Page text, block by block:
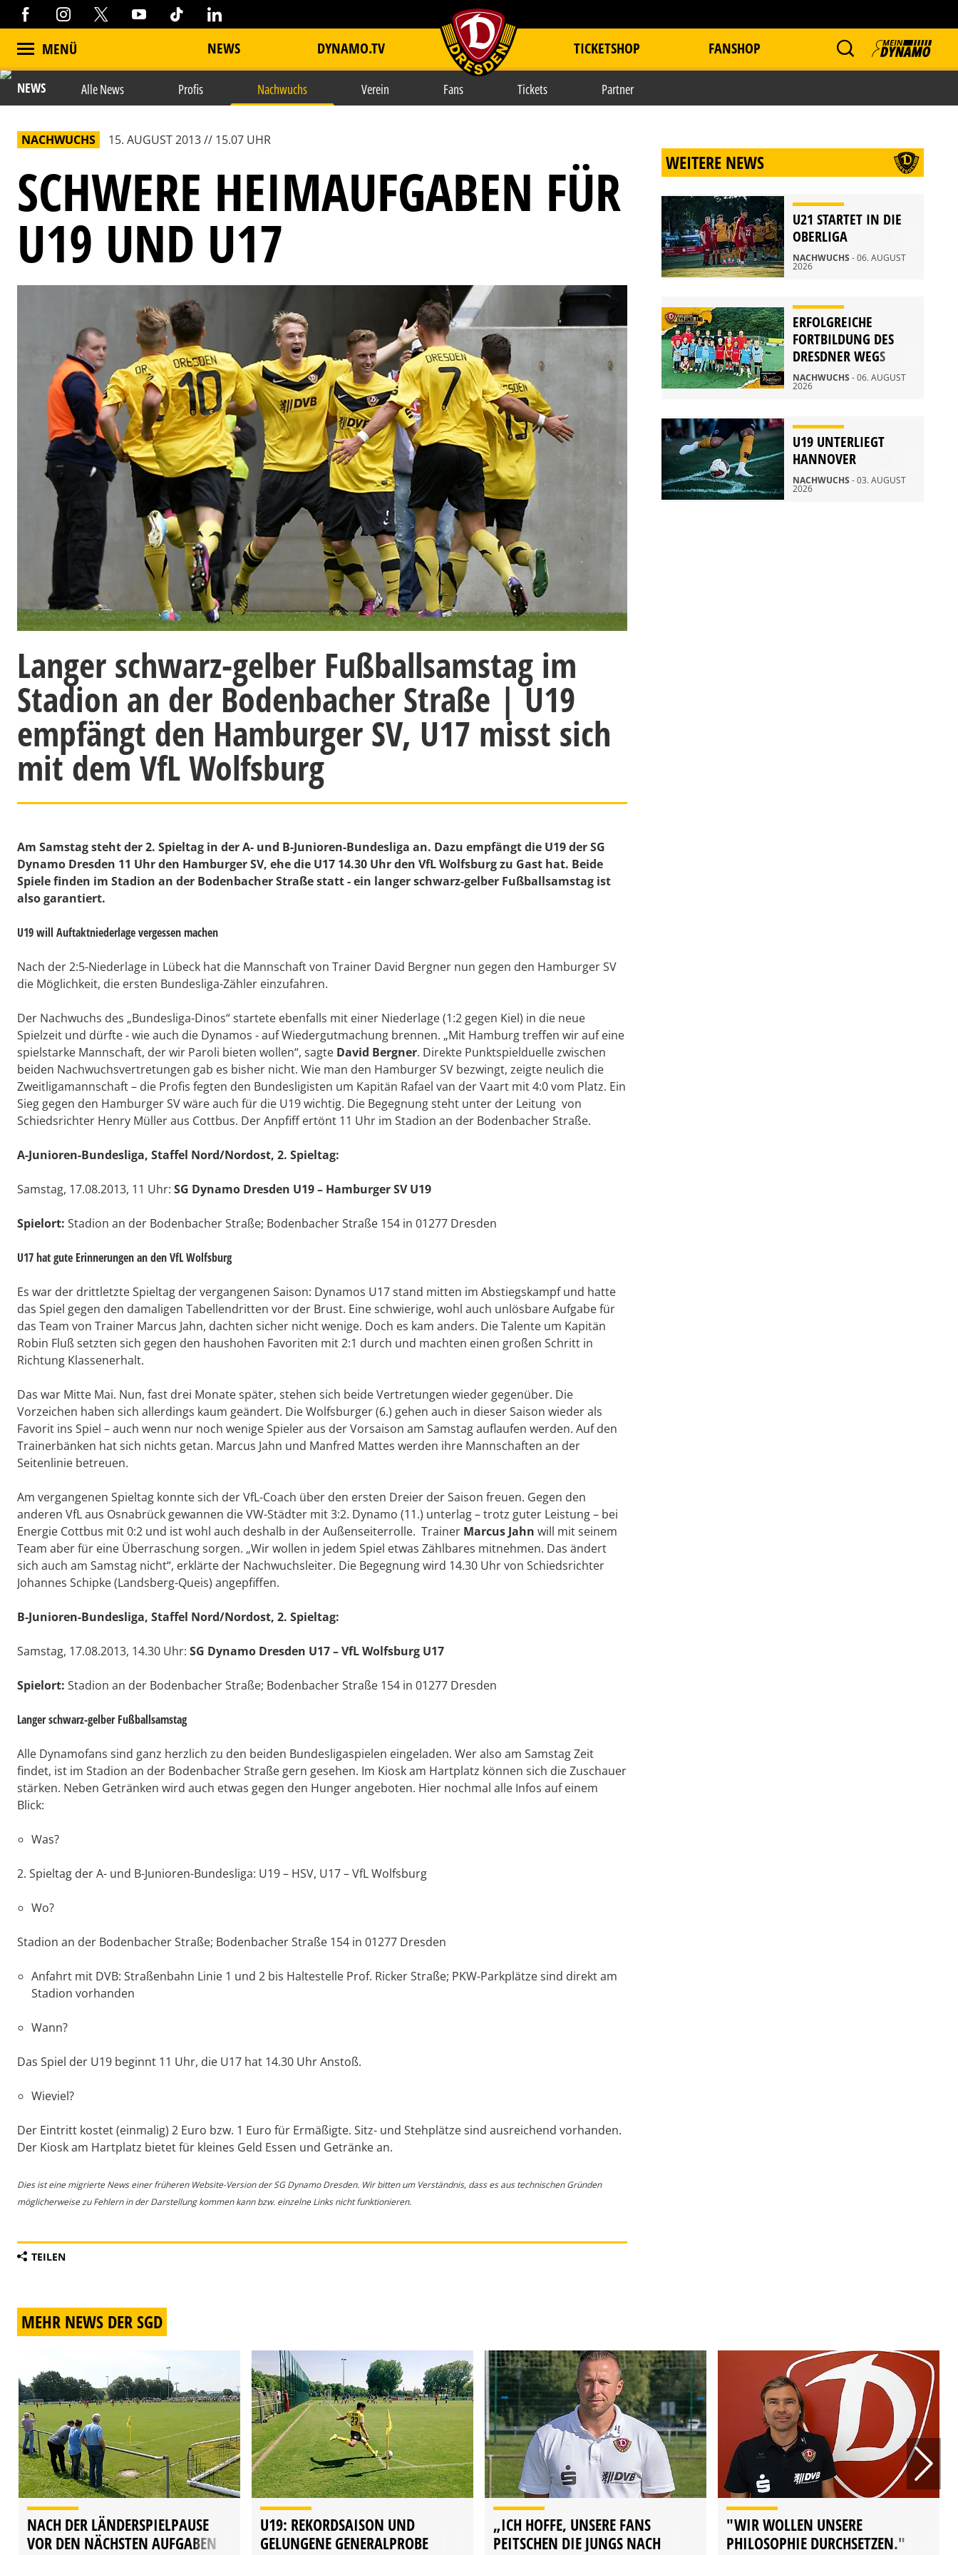
MENÜ NEWS DYNAMO.TV item.title TICKETSHOP FANSHOP
NEWS Alle News Profis Nachwuchs Verein Fans Tickets Partner
NACHWUCHS 15. AUGUST 2013 // 15.07 UHR
SCHWERE HEIMAUFGABEN FÜR
U19 UND U17
Langer schwarz-gelber Fußballsamstag im
Stadion an der Bodenbacher Straße | U19
empfängt den Hamburger SV, U17 misst sich
mit dem VfL Wolfsburg
Am Samstag steht der 2. Spieltag in der A- und B-Junioren-Bundesliga an. Dazu empfängt die U19 der SG
Dynamo Dresden 11 Uhr den Hamburger SV, ehe die U17 14.30 Uhr den VfL Wolfsburg zu Gast hat. Beide
Spiele finden im Stadion an der Bodenbacher Straße statt - ein langer schwarz-gelber Fußballsamstag ist
also garantiert.
U19 will Auftaktniederlage vergessen machen
Nach der 2:5-Niederlage in Lübeck hat die Mannschaft von Trainer David Bergner nun gegen den Hamburger SV
die Möglichkeit, die ersten Bundesliga-Zähler einzufahren.
Der Nachwuchs des „Bundesliga-Dinos“ startete ebenfalls mit einer Niederlage (1:2 gegen Kiel) in die neue
Spielzeit und dürfte - wie auch die Dynamos - auf Wiedergutmachung brennen. „Mit Hamburg treffen wir auf eine
spielstarke Mannschaft, der wir Paroli bieten wollen“, sagte David Bergner. Direkte Punktspielduelle zwischen
beiden Nachwuchsvertretungen gab es bisher nicht. Wie man den Hamburger SV bezwingt, zeigte neulich die
Zweitligamannschaft – die Profis fegten den Bundesligisten um Kapitän Rafael van der Vaart mit 4:0 vom Platz. Ein
Sieg gegen den Hamburger SV wäre auch für die U19 wichtig. Die Begegnung steht unter der Leitung von
Schiedsrichter Henry Müller aus Cottbus. Der Anpfiff ertönt 11 Uhr im Stadion an der Bodenbacher Straße.
A-Junioren-Bundesliga, Staffel Nord/Nordost, 2. Spieltag:
Samstag, 17.08.2013, 11 Uhr: SG Dynamo Dresden U19 – Hamburger SV U19
Spielort: Stadion an der Bodenbacher Straße; Bodenbacher Straße 154 in 01277 Dresden
U17 hat gute Erinnerungen an den VfL Wolfsburg
Es war der drittletzte Spieltag der vergangenen Saison: Dynamos U17 stand mitten im Abstiegskampf und hatte
das Spiel gegen den damaligen Tabellendritten vor der Brust. Eine schwierige, wohl auch unlösbare Aufgabe für
das Team von Trainer Marcus Jahn, dachten sicher nicht wenige. Doch es kam anders. Die Talente um Kapitän
Robin Fluß setzten sich gegen den haushohen Favoriten mit 2:1 durch und machten einen großen Schritt in
Richtung Klassenerhalt.
Das war Mitte Mai. Nun, fast drei Monate später, stehen sich beide Vertretungen wieder gegenüber. Die
Vorzeichen haben sich allerdings kaum geändert. Die Wolfsburger (6.) gehen auch in dieser Saison wieder als
Favorit ins Spiel – auch wenn nur noch wenige Spieler aus der Vorsaison am Samstag auflaufen werden. Auf den
Trainerbänken hat sich nichts getan. Marcus Jahn und Manfred Mattes werden ihre Mannschaften an der
Seitenlinie betreuen.
Am vergangenen Spieltag konnte sich der VfL-Coach über den ersten Dreier der Saison freuen. Gegen den
anderen VfL aus Osnabrück gewannen die VW-Städter mit 3:2. Dynamo (11.) unterlag – trotz guter Leistung – bei
Energie Cottbus mit 0:2 und ist wohl auch deshalb in der Außenseiterrolle. Trainer Marcus Jahn will mit seinem
Team aber für eine Überraschung sorgen. „Wir wollen in jedem Spiel etwas Zählbares mitnehmen. Das ändert
sich auch am Samstag nicht“, erklärte der Nachwuchsleiter. Die Begegnung wird 14.30 Uhr von Schiedsrichter
Johannes Schipke (Landsberg-Queis) angepfiffen.
B-Junioren-Bundesliga, Staffel Nord/Nordost, 2. Spieltag:
Samstag, 17.08.2013, 14.30 Uhr: SG Dynamo Dresden U17 – VfL Wolfsburg U17
Spielort: Stadion an der Bodenbacher Straße; Bodenbacher Straße 154 in 01277 Dresden
Langer schwarz-gelber Fußballsamstag
Alle Dynamofans sind ganz herzlich zu den beiden Bundesligaspielen eingeladen. Wer also am Samstag Zeit
findet, ist im Stadion an der Bodenbacher Straße gern gesehen. Im Kiosk am Hartplatz können sich die Zuschauer
stärken. Neben Getränken wird auch etwas gegen den Hunger angeboten. Hier nochmal alle Infos auf einem
Blick:
Was?
2. Spieltag der A- und B-Junioren-Bundesliga: U19 – HSV, U17 – VfL Wolfsburg
Wo?
Stadion an der Bodenbacher Straße; Bodenbacher Straße 154 in 01277 Dresden
Anfahrt mit DVB: Straßenbahn Linie 1 und 2 bis Haltestelle Prof. Ricker Straße; PKW-Parkplätze sind direkt am
Stadion vorhanden
Wann?
Das Spiel der U19 beginnt 11 Uhr, die U17 hat 14.30 Uhr Anstoß.
Wieviel?
Der Eintritt kostet (einmalig) 2 Euro bzw. 1 Euro für Ermäßigte. Sitz- und Stehplätze sind ausreichend vorhanden.
Der Kiosk am Hartplatz bietet für kleines Geld Essen und Getränke an.
Dies ist eine migrierte News einer früheren Website-Version der SG Dynamo Dresden. Wir bitten um Verständnis, dass es aus technischen Gründen
möglicherweise zu Fehlern in der Darstellung kommen kann bzw. einzelne Links nicht funktionieren.
TEILEN
WEITERE NEWS
U21 STARTET IN DIE
OBERLIGA
NACHWUCHS - 06. AUGUST
2026
ERFOLGREICHE
FORTBILDUNG DES
DRESDNER WEGS
NACHWUCHS - 06. AUGUST
2026
U19 UNTERLIEGT
HANNOVER
NACHWUCHS - 03. AUGUST
2026
MEHR NEWS DER SGD
NACH DER LÄNDERSPIELPAUSE
VOR DEN NÄCHSTEN AUFGABEN
U19: REKORDSAISON UND
GELUNGENE GENERALPROBE
„ICH HOFFE, UNSERE FANS
PEITSCHEN DIE JUNGS NACH
"WIR WOLLEN UNSERE
PHILOSOPHIE DURCHSETZEN."